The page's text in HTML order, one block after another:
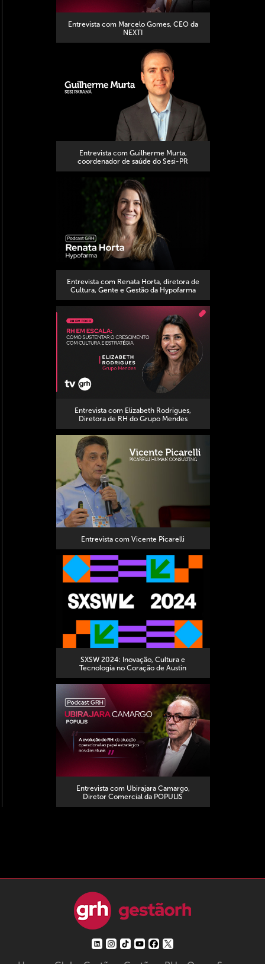
Entrevista com Marcelo Gomes, CEO da
NEXTI
Entrevista com Guilherme Murta,
coordenador de saúde do Sesi-PR
Entrevista com Renata Horta, diretora de
Cultura, Gente e Gestão da Hypofarma
Entrevista com Elizabeth Rodrigues,
Diretora de RH do Grupo Mendes
Entrevista com Vicente Picarelli
SXSW 2024: Inovação, Cultura e
Tecnologia no Coração de Austin
Entrevista com Ubirajara Camargo,
Diretor Comercial da POPULIS